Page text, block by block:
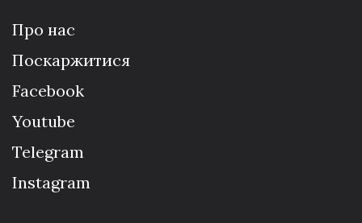
Про нас
Поскаржитися
Facebook
Youtube
Telegram
Instagram